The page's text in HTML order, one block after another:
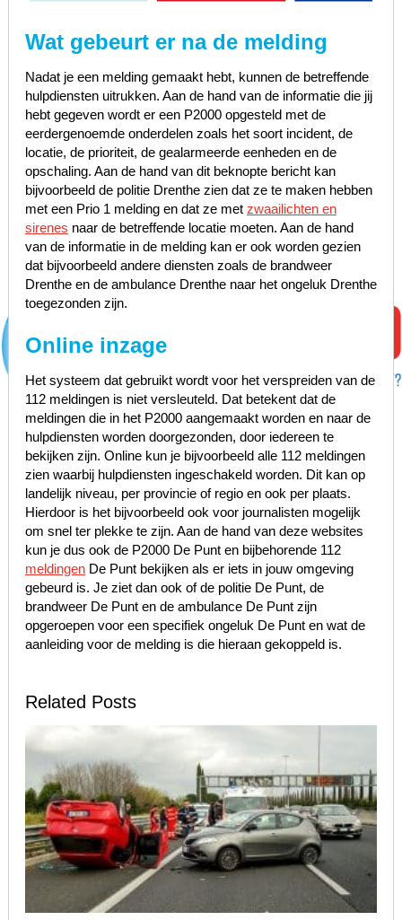
Wat gebeurt er na de melding
Nadat je een melding gemaakt hebt, kunnen de betreffende
hulpdiensten uitrukken. Aan de hand van de informatie die jij
hebt gegeven wordt er een P2000 opgesteld met de
eerdergenoemde onderdelen zoals het soort incident, de
locatie, de prioriteit, de gealarmeerde eenheden en de
opschaling. Aan de hand van dit beknopte bericht kan
bijvoorbeeld de politie Drenthe zien dat ze te maken hebben
met een Prio 1 melding en dat ze met zwaailichten en
sirenes naar de betreffende locatie moeten. Aan de hand
van de informatie in de melding kan er ook worden gezien
dat bijvoorbeeld andere diensten zoals de brandweer
Drenthe en de ambulance Drenthe naar het ongeluk Drenthe
toegezonden zijn.
Online inzage
Het systeem dat gebruikt wordt voor het verspreiden van de
112 meldingen is niet versleuteld. Dat betekent dat de
meldingen die in het P2000 aangemaakt worden en naar de
hulpdiensten worden doorgezonden, door iedereen te
bekijken zijn. Online kun je bijvoorbeeld alle 112 meldingen
zien waarbij hulpdiensten ingeschakeld worden. Dit kan op
landelijk niveau, per provincie of regio en ook per plaats.
Hierdoor is het bijvoorbeeld ook voor journalisten mogelijk
om snel ter plekke te zijn. Aan de hand van deze websites
kun je dus ook de P2000 De Punt en bijbehorende 112
meldingenDe Punt bekijken als er iets in jouw omgeving
gebeurd is. Je ziet dan ook of de politie De Punt, de
brandweer De Punt en de ambulance De Punt zijn
opgeroepen voor een specifiek ongeluk De Punt en wat de
aanleiding voor de melding is die hieraan gekoppeld is.
Related Posts